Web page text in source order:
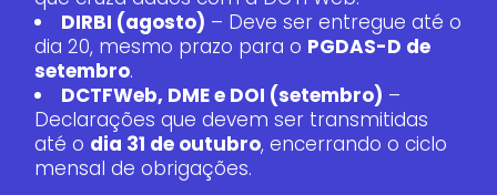
DIRBI (agosto) – Deve ser entregue até o
dia 20, mesmo prazo para o PGDAS-D de
setembro.
DCTFWeb, DME e DOI (setembro) –
Declarações que devem ser transmitidas
até o dia 31 de outubro, encerrando o ciclo
mensal de obrigações.